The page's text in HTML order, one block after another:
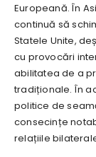
Europeană. În
continuă să
Statele Unite,
cu provocări
abilitatea de a
tradiționale. În
politice de
consecințe
relațiile